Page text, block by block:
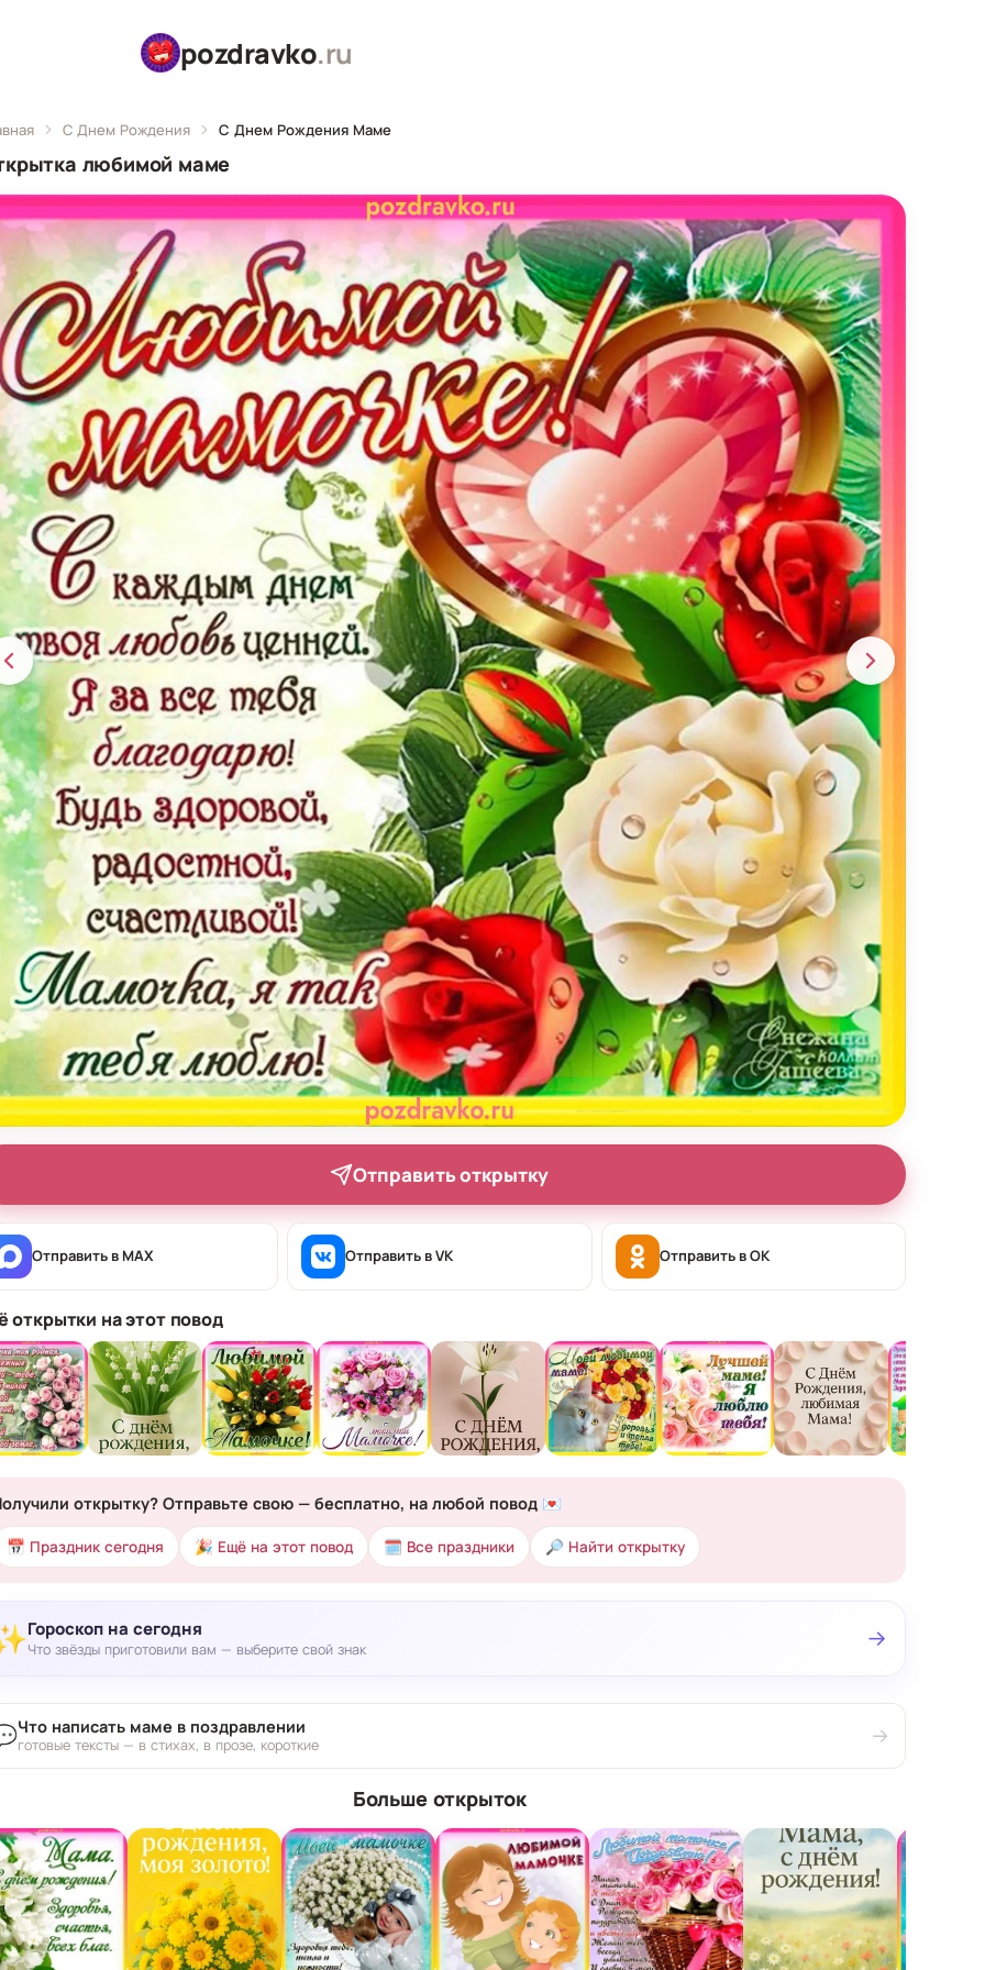
pozdravko.ru
С Днем Рождения С Днем Рождения Маме
любимой маме
Отправить открытку
Отправить в MAX Отправить в VK Отправить в OK
открытки на этот повод
открытку? Отправьте свою — бесплатно, на любой повод 💌
📅 Праздник сегодня 🎉 Ещё на этот повод 🗓 Все праздники 🔎 Найти открытку
Гороскоп на сегодня
Что звёзды приготовили вам — выберите свой знак →
Что написать маме в поздравлении
готовые тексты — в стихах, в прозе, короткие →
Больше открыток